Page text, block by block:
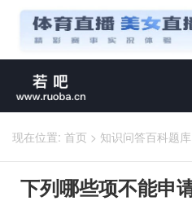
现在位置: 首页 > 知识问答百科题库
下列哪些项不能申